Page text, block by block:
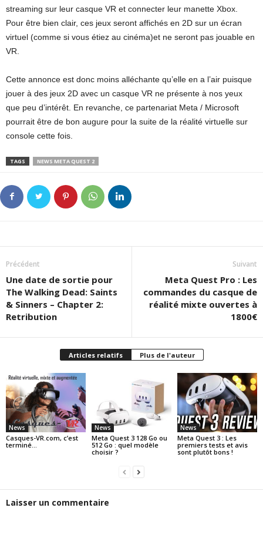
streaming sur leur casque VR et connecter leur manette Xbox.
Pour être bien clair, ces jeux seront affichés en 2D sur un écran
virtuel (comme si vous étiez au cinéma)et ne seront pas jouable en
VR.
Cette annonce est donc moins alléchante qu’elle en a l’air puisque
jouer à des jeux 2D avec un casque VR ne présente à nos yeux
que peu d’intérêt. En revanche, ce partenariat Meta / Microsoft
pourrait être de bon augure pour la suite de la réalité virtuelle sur
console cette fois.
TAGS NEWS META QUEST 2
Précédent
Une date de sortie pour
The Walking Dead: Saints
& Sinners – Chapter 2:
Retribution
Suivant
Meta Quest Pro : Les
commandes du casque de
réalité mixte ouvertes à
1800€
Articles relatifs Plus de l'auteur
News
Casques-VR.com, c’est
terminé…
News
Meta Quest 3 128 Go ou
512 Go : quel modèle
choisir ?
News
Meta Quest 3 : Les
premiers tests et avis
sont plutôt bons !
Laisser un commentaire